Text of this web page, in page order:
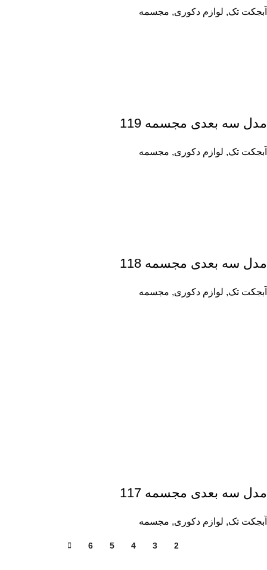
آبجکت تک, لوازم دکوری, مجسمه
مدل سه بعدی مجسمه 119
آبجکت تک, لوازم دکوری, مجسمه
مدل سه بعدی مجسمه 118
آبجکت تک, لوازم دکوری, مجسمه
مدل سه بعدی مجسمه 117
آبجکت تک, لوازم دکوری, مجسمه
2
3
4
5
6